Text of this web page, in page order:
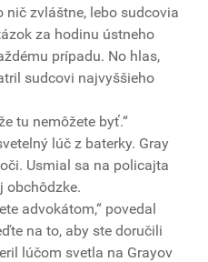
nič zvláštne, lebo sudcovia
za hodinu ústneho
prípadu. No hlas,
sudcovi najvyššieho
tu nemôžete byť.“
lúč z baterky. Gray
Usmial sa na policajta
obchôdzke.
advokátom,“ povedal
na to, aby ste doručili
lúčom svetla na Grayov